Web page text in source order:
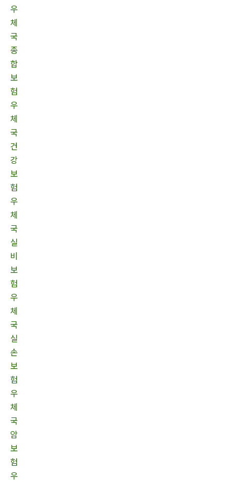
우
체
국
종
합
보
험
우
체
국
건
강
보
험
우
체
국
실
비
보
험
우
체
국
실
손
보
험
우
체
국
암
보
험
우